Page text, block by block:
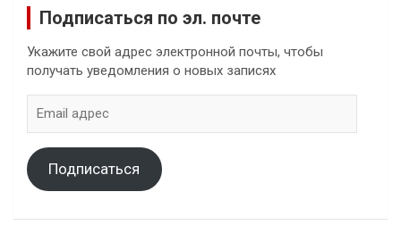
Подписаться по эл. почте
Укажите свой адрес электронной почты, чтобы
получать уведомления о новых записях
адрес
Подписаться